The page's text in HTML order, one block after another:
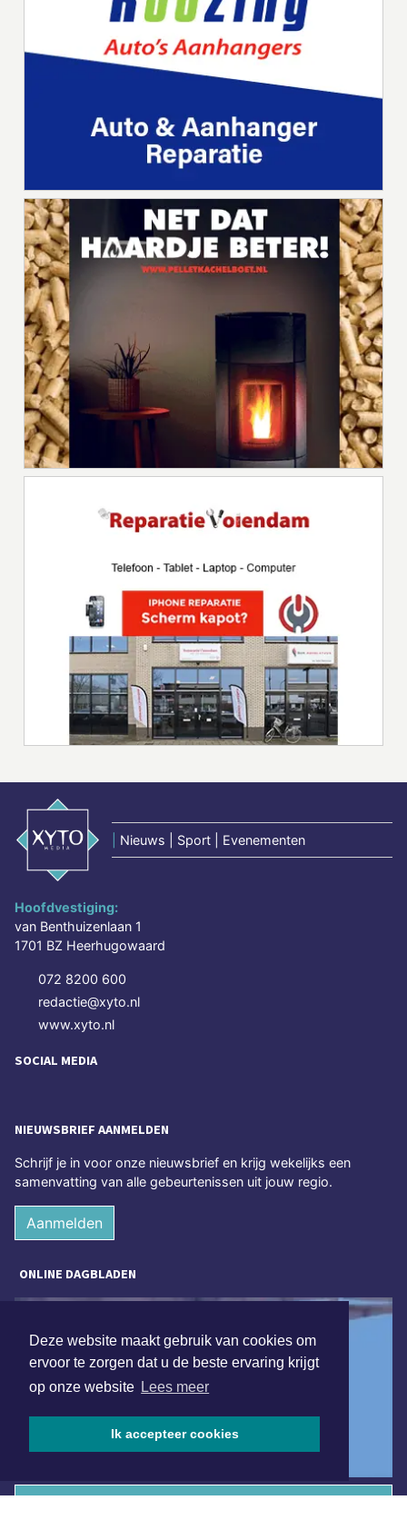
Deze website maakt gebruik van cookies om
ervoor te zorgen dat u de beste ervaring krijgt
op onze website Lees meer
Ik accepteer cookies
Nieuws | Sport | Evenementen
Hoofdvestiging:
van Benthuizenlaan 1
1701 BZ Heerhugowaard
072 8200 600
redactie@xyto.nl
www.xyto.nl
SOCIAL MEDIA
NIEUWSBRIEF AANMELDEN
Schrijf je in voor onze nieuwsbrief en krijg wekelijks een
samenvatting van alle gebeurtenissen uit jouw regio.
Aanmelden
ONLINE DAGBLADEN